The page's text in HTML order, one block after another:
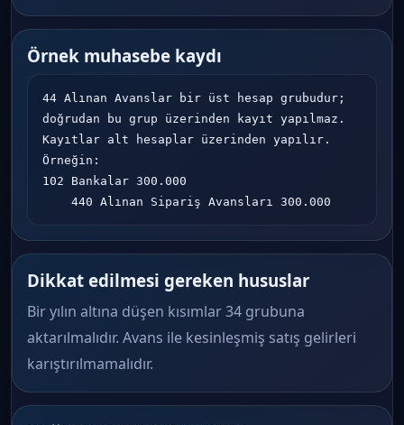
Örnek muhasebe kaydı
44 Alınan Avanslar bir üst hesap grubudur;
doğrudan bu grup üzerinden kayıt yapılmaz.
Kayıtlar alt hesaplar üzerinden yapılır.
Örneğin:
102 Bankalar 300.000
    440 Alınan Sipariş Avansları 300.000
Dikkat edilmesi gereken hususlar
Bir yılın altına düşen kısımlar 34 grubuna
aktarılmalıdır. Avans ile kesinleşmiş satış gelirleri
karıştırılmamalıdır.